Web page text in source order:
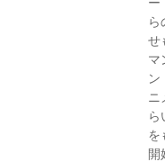
ら
せ
マ
ン
ニ
ら
を
開